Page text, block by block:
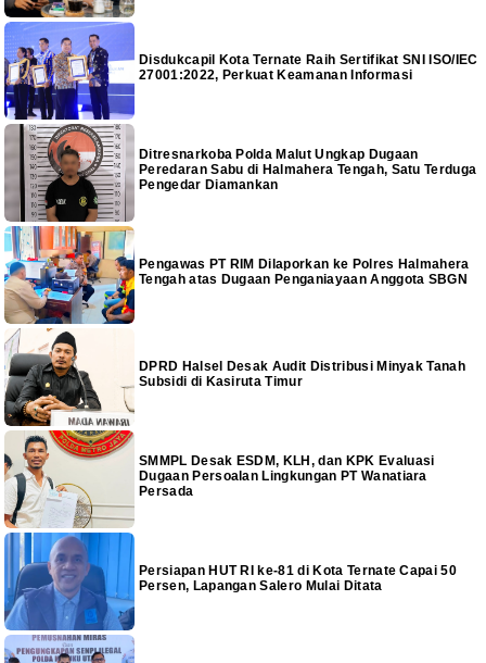
Disdukcapil Kota Ternate Raih Sertifikat SNI ISO/IEC
27001:2022, Perkuat Keamanan Informasi
Ditresnarkoba Polda Malut Ungkap Dugaan
Peredaran Sabu di Halmahera Tengah, Satu Terduga
Pengedar Diamankan
Pengawas PT RIM Dilaporkan ke Polres Halmahera
Tengah atas Dugaan Penganiayaan Anggota SBGN
DPRD Halsel Desak Audit Distribusi Minyak Tanah
Subsidi di Kasiruta Timur
SMMPL Desak ESDM, KLH, dan KPK Evaluasi
Dugaan Persoalan Lingkungan PT Wanatiara
Persada
Persiapan HUT RI ke-81 di Kota Ternate Capai 50
Persen, Lapangan Salero Mulai Ditata